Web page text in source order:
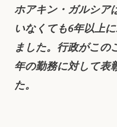
ホアキン・ガルシア
いなくても6年以上
ました。行政がこの
年の勤務に対して表
た。